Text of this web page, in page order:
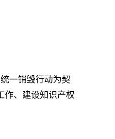
一销毁行动为契
作、建设知识产权